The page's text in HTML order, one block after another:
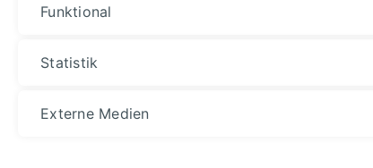
Aktuelles
Funktional
Statistik
Externe Medien